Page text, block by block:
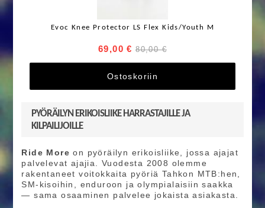
Evoc Knee Protector LS Flex Kids/Youth M
69,00 € 80,00 €
Ostoskoriin
PYÖRÄILYN ERIKOISLIIKE HARRASTAJILLE JA
KILPAILIJOILLE
Ride More on pyöräilyn erikoisliike, jossa ajajat
palvelevat ajajia. Vuodesta 2008 olemme
rakentaneet voitokkaita pyöriä Tahkon MTB:hen,
SM-kisoihin, enduroon ja olympialaisiin saakka
— sama osaaminen palvelee jokaista asiakasta.